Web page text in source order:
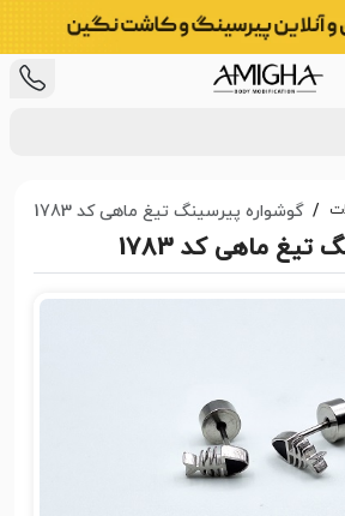
گوشواره پیرسینگ تیغ ماهی کد 1783
ماهی کد 1783